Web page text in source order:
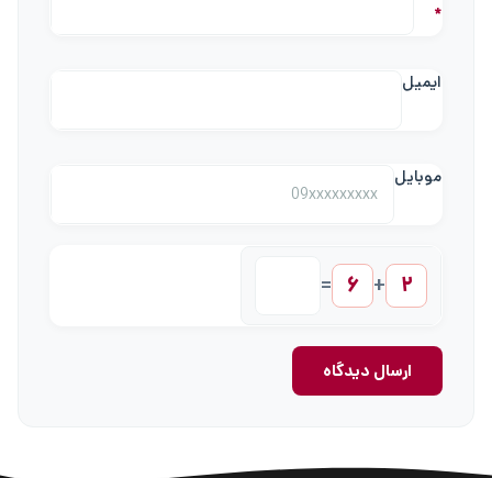
*
ایمیل
موبایل
۲ + ۶ =
ارسال دیدگاه